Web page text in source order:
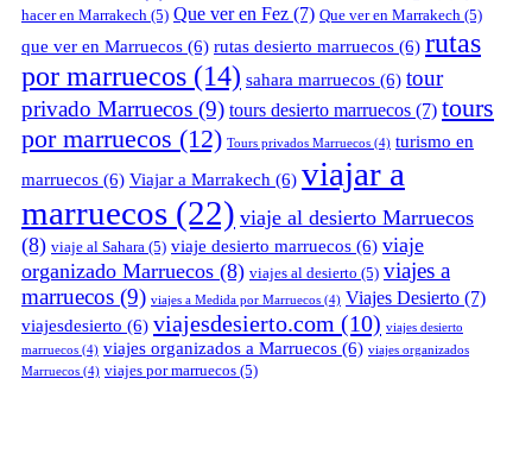
hacer en Marrakech (5) Que ver en Fez (7) Que ver en Marrakech (5)
que ver en Marruecos (6) rutas desierto marruecos (6) rutas
por marruecos (14) sahara marruecos (6) tour
privado Marruecos (9) tours desierto marruecos (7) tours
por marruecos (12) Tours privados Marruecos (4) turismo en
marruecos (6) Viajar a Marrakech (6) viajar a
marruecos (22) viaje al desierto Marruecos
(8) viaje al Sahara (5) viaje desierto marruecos (6) viaje
organizado Marruecos (8) viajes al desierto (5) viajes a
marruecos (9) viajes a Medida por Marruecos (4) Viajes Desierto (7)
viajesdesierto (6) viajesdesierto.com (10) viajes desierto
marruecos (4) viajes organizados a Marruecos (6) viajes organizados
Marruecos (4) viajes por marruecos (5)